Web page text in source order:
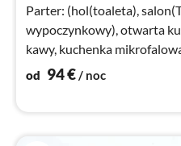
Parter: (hol(toaleta),
wypoczynkowy), otwarta
kawy, kuchenka
do naczyń, lodówko-za...
od 94€/ noc